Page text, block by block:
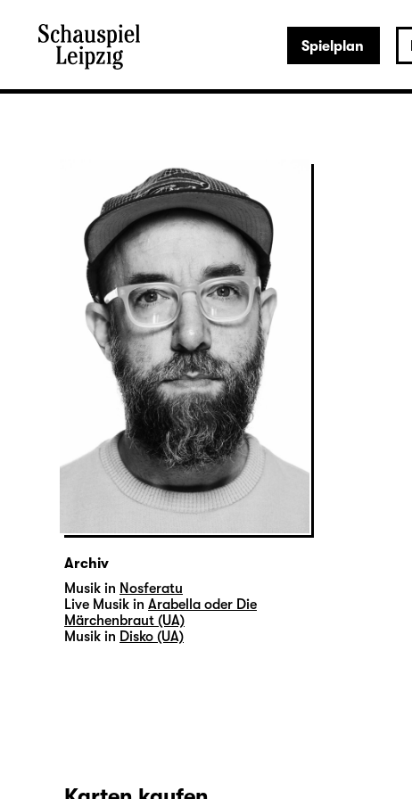
Spielplan
Archiv
Musik in Nosferatu
Live Musik in Arabella oder Die
Märchenbraut (UA)
Musik in Disko (UA)